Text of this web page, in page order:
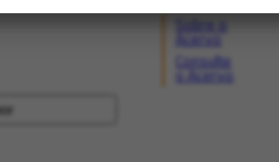
Consulte